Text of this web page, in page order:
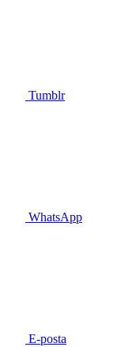
Tumblr
WhatsApp
E-posta